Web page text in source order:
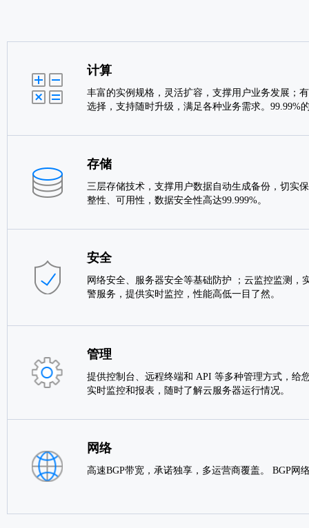
计算
丰富的实例规格，灵活扩容，支撑用户业务发展；
选择，支持随时升级，满足各种业务需求。99.99%
存储
三层存储技术，支撑用户数据自动生成备份，切实
整性、可用性，数据安全性高达99.999%。
安全
网络安全、服务器安全等基础防护 ；云监控监测
警服务，提供实时监控，性能高低一目了然。
管理
提供控制台、远程终端和 API 等多种管理方式，给
实时监控和报表，随时了解云服务器运行情况。
网络
高速BGP带宽，承诺独享，多运营商覆盖。 BGP